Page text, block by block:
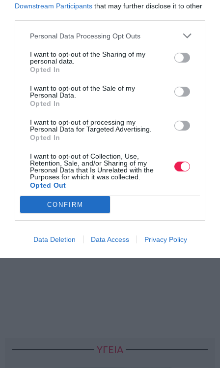
Downstream Participants that may further disclose it to other
Personal Data Processing Opt Outs
I want to opt-out of the Sharing of my
personal data.
Opted In
I want to opt-out of the Sale of my
Personal Data.
Opted In
I want to opt-out of processing my
Personal Data for Targeted Advertising.
Opted In
I want to opt-out of Collection, Use,
Retention, Sale, and/or Sharing of my
Personal Data that Is Unrelated with the
Purposes for which it was collected.
Opted Out
CONFIRM
Data Deletion Data Access Privacy Policy
ΥΓΕΙΑ